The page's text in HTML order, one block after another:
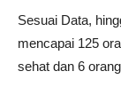
Sesuai Data,
mencapai 125
sehat dan 6